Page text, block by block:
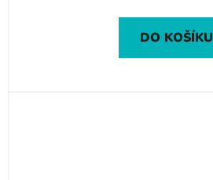
DO KOŠÍKU